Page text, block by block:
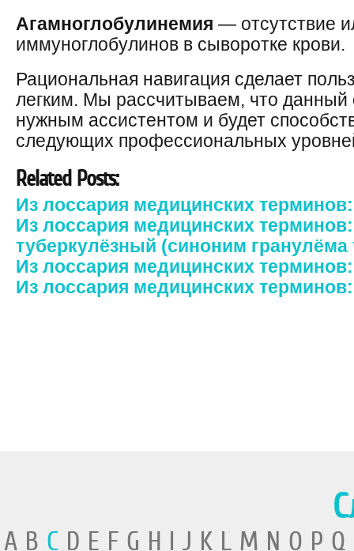
Агамноглобулинемия — отсутствие
иммуноглобулинов в сыворотке крови.
Рациональная навигация сделает
легким. Мы рассчитываем, что данный
нужным ассистентом и будет
следующих профессиональных
Related Posts:
Из лоссария медицинских
Из лоссария медицинских
туберкулёзный (синоним гранулёма
Из лоссария медицинских
Из лоссария медицинских
A B CD E F G H I J K L M N O P